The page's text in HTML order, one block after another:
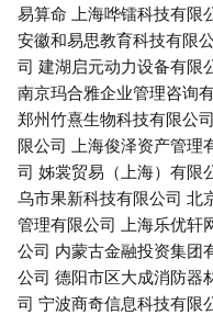
易算命 上海哗镭科技有限
安徽和易思教育科技有限
司 建湖启元动力设备有限
南京玛合雅企业管理咨询
郑州竹熹生物科技有限公司
限公司 上海俊泽资产管理
司 姊裳贸易（上海）有限
乌市果新科技有限公司 北
管理有限公司 上海乐优轩
公司 内蒙古金融投资集团
公司 德阳市区大成消防器
司 宁波商奇信息科技有限